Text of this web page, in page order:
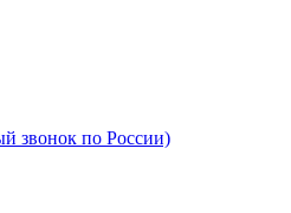
звонок по России)